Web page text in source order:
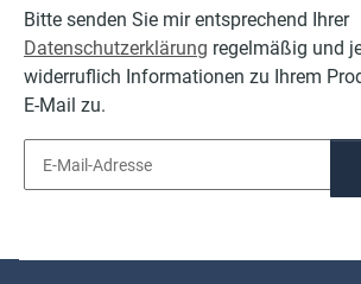
Bitte senden Sie mir entsprechend Ihrer
Datenschutzerklärung regelmäßig und
widerruflich Informationen zu Ihrem
E-Mail zu.